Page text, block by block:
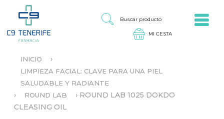
B
P
R
D
N
C
U
INICIO ›
LIMPIEZA FACIAL: CLAVE PARA UNA PIEL
SALUDABLE Y RADIANTE
› ROUND LAB › ROUND LAB 1025 DOKDO
CLEASING OIL